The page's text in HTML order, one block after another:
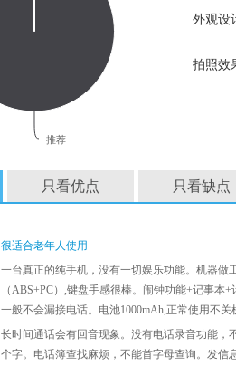
推荐
外观设
拍照效
只看优点 只看缺点
很适合老年人使用
一台真正的纯手机，没有一切娱乐功能。机器
（ABS+PC）,键盘手感很棒。闹钟功能+记事
一般不会漏接电话。电池1000mAh,正常使用不关
长时间通话会有回音现象。没有电话录音功能，
个字。电话簿查找麻烦，不能首字母查询。发